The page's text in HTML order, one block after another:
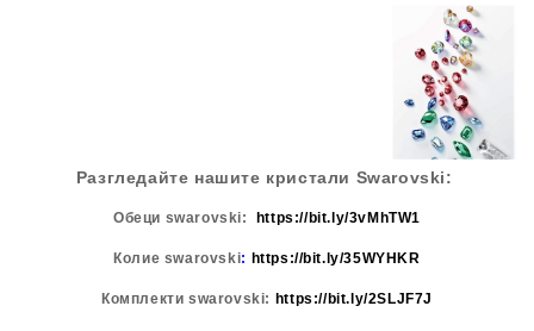
Разгледайте нашите кристали Swarovski:
Обеци swarovski: https://bit.ly/3vMhTW1
Колие swarovski: https://bit.ly/35WYHKR
Комплекти swarovski: https://bit.ly/2SLJF7J